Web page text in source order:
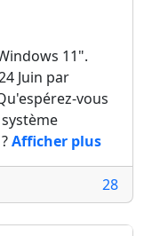
11".
Juin par
vous
Afficher plus
28